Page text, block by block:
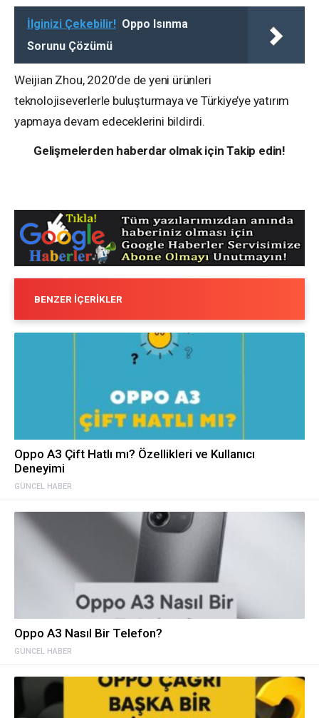
İlginizi Çekebilir! Oppo Isınma
Sorunu Çözümü
Weijian Zhou, 2020’de de yeni ürünleri
teknolojiseverlerle buluşturmaya ve Türkiye’ye yatırım
yapmaya devam edeceklerini bildirdi.
Gelişmelerden haberdar olmak için Takip edin!
BENZER İÇERIKLER
GÜNCEL HABER
Oppo A3 Çift Hatlı mı? Özellikleri ve Kullanıcı
Deneyimi
GÜNCEL HABER
Oppo A3 Nasıl Bir Telefon?